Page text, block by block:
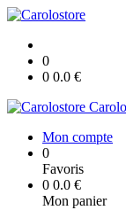
0
0 0.0 €
Mon compte
0
Favoris
0 0.0 €
Mon panier